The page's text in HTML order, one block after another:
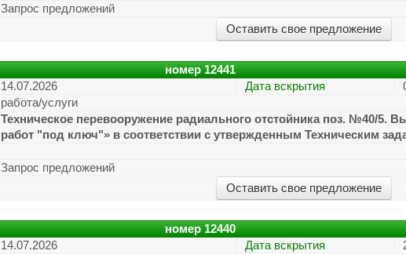
Запрос предложений
Оставить свое предложение
номер12441
14.07.2026 Дата вскрытия
работа/услуги
Техническое перевооружение радиального отстойника поз. №40/5.
работ "под ключ"» в соответствии с утвержденным Техническим
Запрос предложений
Оставить свое предложение
номер12440
14.07.2026 Дата вскрытия